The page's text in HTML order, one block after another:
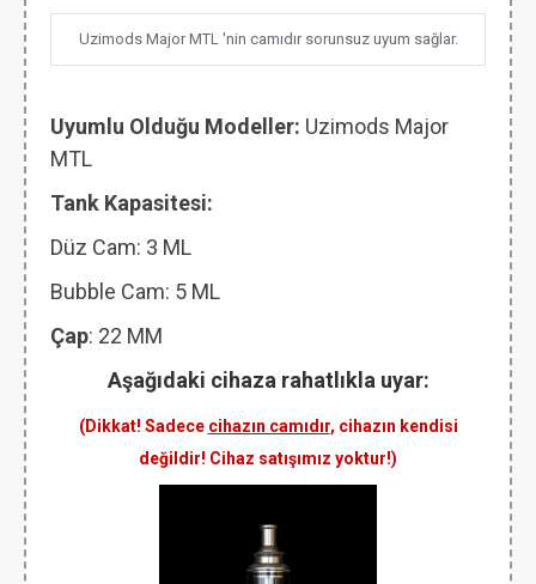
Uzimods Major MTL 'nin camıdır sorunsuz uyum sağlar.
Uyumlu Olduğu Modeller: Uzimods Major
MTL
Tank Kapasitesi:
Düz Cam: 3 ML
Bubble Cam: 5 ML
Çap: 22 MM
Aşağıdaki cihaza rahatlıkla uyar:
(Dikkat! Sadece cihazın camıdır, cihazın kendisi
değildir! Cihaz satışımız yoktur!)